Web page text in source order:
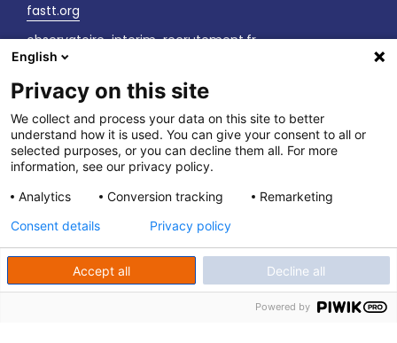
fastt.org
observatoire-interim-recrutement.fr
sante-securite-interim.fr
Nous contacter
LinkedIn
Vos interlocuteurs
Newsletter
English
Privacy on this site
We collect and process your data on this site to better
understand how it is used. You can give your consent to all or
selected purposes, or you can decline them all. For more
information, see our privacy policy.
Analytics
Conversion tracking Remarketing
Accept all Decline all
Consent details Privacy policy
Powered by